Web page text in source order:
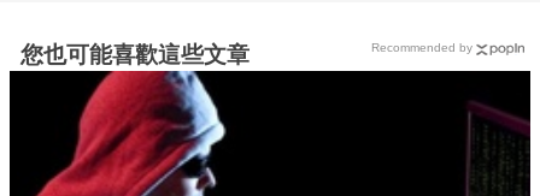
您也可能喜歡這些文章 Recommended by